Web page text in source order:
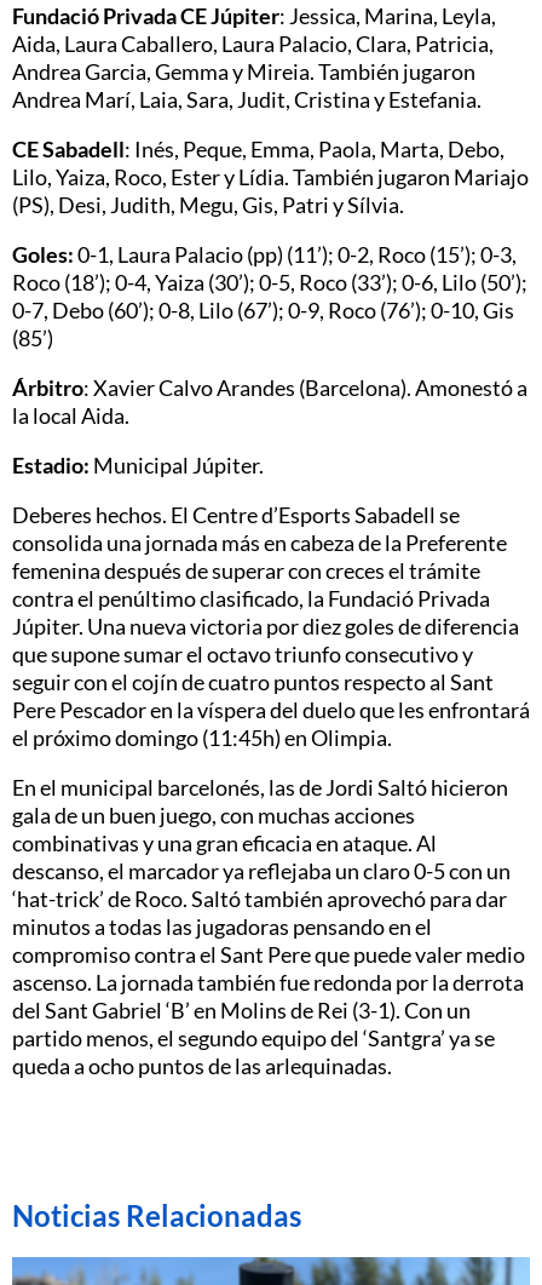
Fundació Privada CE Júpiter: Jessica, Marina, Leyla,
Aida, Laura Caballero, Laura Palacio, Clara, Patricia,
Andrea Garcia, Gemma y Mireia. También jugaron
Andrea Marí, Laia, Sara, Judit, Cristina y Estefania.
CE Sabadell: Inés, Peque, Emma, Paola, Marta, Debo,
Lilo, Yaiza, Roco, Ester y Lídia. También jugaron Mariajo
(PS), Desi, Judith, Megu, Gis, Patri y Sílvia.
Goles:0-1, Laura Palacio (pp) (11’); 0-2, Roco (15’); 0-3,
Roco (18’); 0-4, Yaiza (30’); 0-5, Roco (33’); 0-6, Lilo (50’);
0-7, Debo (60’); 0-8, Lilo (67’); 0-9, Roco (76’); 0-10, Gis
(85’)
Árbitro: Xavier Calvo Arandes (Barcelona). Amonestó a
la local Aida.
Estadio: Municipal Júpiter.
Deberes hechos. El Centre d’Esports Sabadell se
consolida una jornada más en cabeza de la Preferente
femenina después de superar con creces el trámite
contra el penúltimo clasificado, la Fundació Privada
Júpiter. Una nueva victoria por diez goles de diferencia
que supone sumar el octavo triunfo consecutivo y
seguir con el cojín de cuatro puntos respecto al Sant
Pere Pescador en la víspera del duelo que les enfrontará
el próximo domingo (11:45h) en Olimpia.
En el municipal barcelonés, las de Jordi Saltó hicieron
gala de un buen juego, con muchas acciones
combinativas y una gran eficacia en ataque. Al
descanso, el marcador ya reflejaba un claro 0-5 con un
‘hat-trick’ de Roco. Saltó también aprovechó para dar
minutos a todas las jugadoras pensando en el
compromiso contra el Sant Pere que puede valer medio
ascenso. La jornada también fue redonda por la derrota
del Sant Gabriel ‘B’ en Molins de Rei (3-1). Con un
partido menos, el segundo equipo del ‘Santgra’ ya se
queda a ocho puntos de las arlequinadas.
Noticias Relacionadas